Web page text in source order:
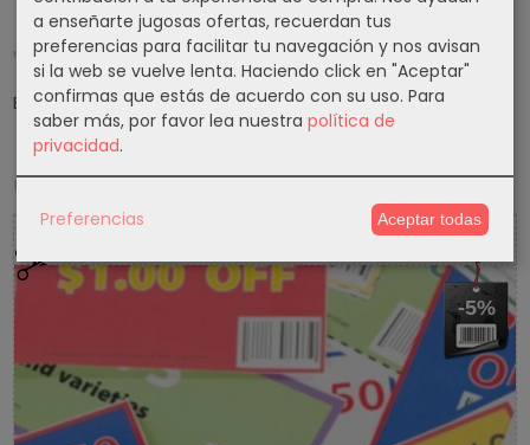
Tu Carrito (0)
El carrito de la compra está vacío
Cupones
-5%
a enseñarte jugosas ofertas, recuerdan tus
preferencias para facilitar tu navegación y nos avisan
si la web se vuelve lenta. Haciendo click en "Aceptar"
confirmas que estás de acuerdo con su uso. Para
saber más, por favor lea nuestra política de
privacidad.
Preferencias Aceptar todas